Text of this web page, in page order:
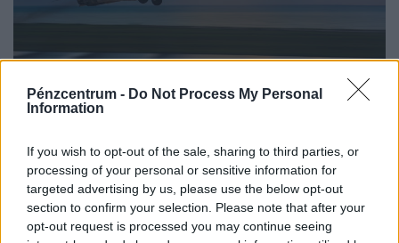
Pénzcentrum - Do Not Process My Personal
Information
If you wish to opt-out of the sale, sharing to third parties, or
processing of your personal or sensitive information for
targeted advertising by us, please use the below opt-out
section to confirm your selection. Please note that after your
opt-out request is processed you may continue seeing
Lezárták a nyomozást az eltűnt MiG-29-es
műszerek sorsa?
Bűncselekmény hiányában megszüntette a rendőrség a
nyomozást a kecskeméti katonai repülőtérről eltűnt MiG–
29-es vadászgépalkatrészek ügyében.